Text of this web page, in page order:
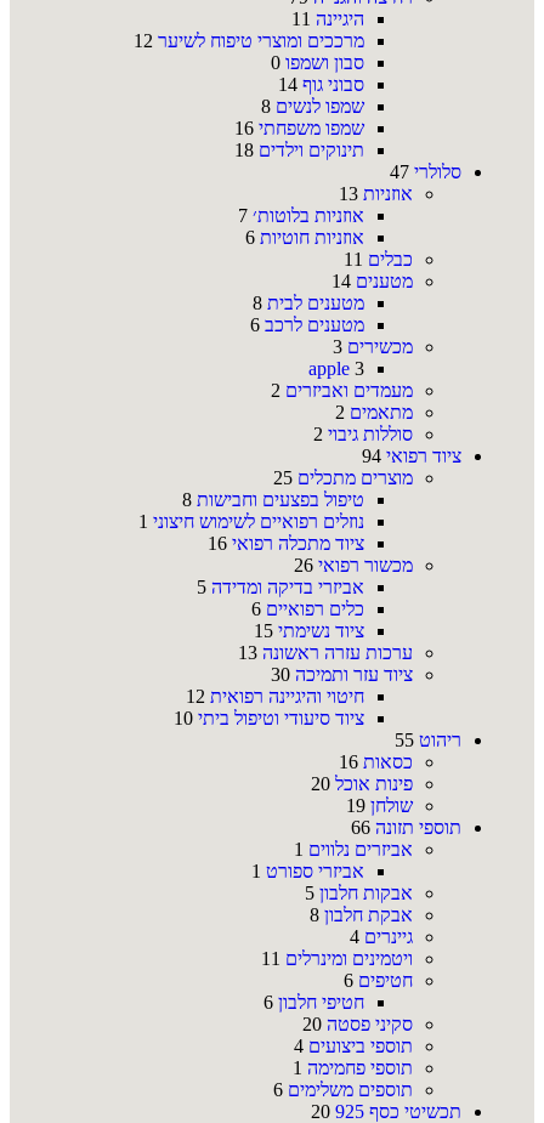
היגיינה 11
מרככים ומוצרי טיפוח לשיער 12
סבון ושמפו 0
סבוני גוף 14
שמפו לנשים 8
שמפו משפחתי 16
תינוקים וילדים 18
סלולרי 47
אוזניות 13
אוזניות בלוטות׳ 7
אוזניות חוטיות 6
כבלים 11
מטענים 14
מטענים לבית 8
מטענים לרכב 6
מכשירים 3
apple 3
מעמדים ואביזרים 2
מתאמים 2
סוללות גיבוי 2
ציוד רפואי 94
מוצרים מתכלים 25
טיפול בפצעים וחבישות 8
נוזלים רפואיים לשימוש חיצוני 1
ציוד מתכלה רפואי 16
מכשור רפואי 26
אביזרי בדיקה ומדידה 5
כלים רפואיים 6
ציוד נשימתי 15
ערכות עזרה ראשונה 13
ציוד עזר ותמיכה 30
חיטוי והיגיינה רפואית 12
ציוד סיעודי וטיפול ביתי 10
ריהוט 55
כסאות 16
פינות אוכל 20
שולחן 19
תוספי תזונה 66
אביזרים נלווים 1
אביזרי ספורט 1
אבקות חלבון 5
אבקת חלבון 8
גיינרים 4
ויטמינים ומינרלים 11
חטיפים 6
חטיפי חלבון 6
סקיני פסטה 20
תוספי ביצועים 4
תוספי פחמימה 1
תוספים משלימים 6
תכשיטי כסף 925
20